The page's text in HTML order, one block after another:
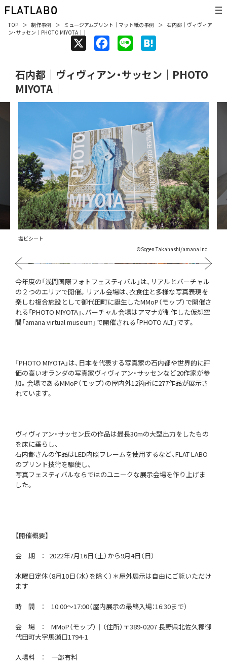
TOP 制作事例 ミュージアムプリント ｜ マット紙の事例
石内都｜ヴィヴィア
ン・サッセン｜PHOTO MIYOTA｜ |
c
b
o
o
k
n
t
n
a
石内都｜ヴィヴィアン・サッセン｜PHOTO
MIYOTA｜
塩ビシート
©︎Sogen Takahashi/amana inc.
Previous
Next
今年度の「浅間国際フォトフェスティバル」は、リアルとバーチャル
の２つのエリアで開催。リアル会場は、衣食住と多様な写真表現を
楽しむ複合施設として御代田町に誕生したMMoP（モップ）で開催さ
れる「PHOTO MIYOTA」、バーチャル会場はアマナが制作した仮想空
間「amana virtual museum」で開催される「PHOTO ALT」です。
「PHOTO MIYOTA」は、日本を代表する写真家の石内都や世界的に評
価の高いオランダの写真家ヴィヴィアン・サッセンなど20作家が参
加。会場であるMMoP（モップ）の屋内外12箇所に277作品が展示さ
れています。
ヴィヴィアン・サッセン氏の作品は最長30mの大型出力をしたもの
を床に垂らし、
石内都さんの作品はLED内照フレームを使用するなど、FLAT LABO
のプリント技術を駆使し、
写真フェスティバルならではのユニークな展示会場を作り上げま
した。
【開催概要】
会 期 ： 2022年7月16日（土）から9月4日（日）
水曜日定休（8月10日（水）を除く）＊屋外展示は自由にご覧いただけ
ます
時 間 ： 10:00～17:00（屋内展示の最終入場：16:30まで）
会 場 ： MMoP（モップ）｜（住所）〒389-0207 長野県北佐久郡御
代田町大字馬瀬口1794-1
入場料 ： 一部有料